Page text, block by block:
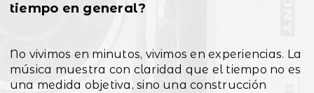
tiempo en general?
No vivimos en minutos, vivimos en experiencias. La
música muestra con claridad que el tiempo no es
una medida objetiva, sino una construcción